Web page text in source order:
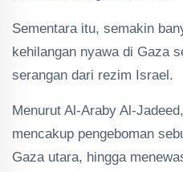
Sementara itu, semakin
kehilangan nyawa di Gaza
serangan dari rezim Israel.
Menurut Al-Araby Al-
mencakup pengeboman
Gaza utara, hingga